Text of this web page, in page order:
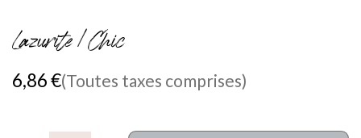
Lazurite / Chic
6,86€(Toutes taxes comprises)